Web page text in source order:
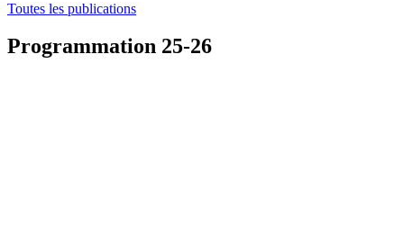
Toutes les publications
Programmation 25-26